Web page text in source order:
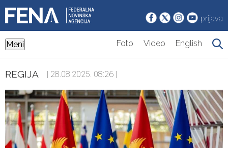
prijava
Meni Foto Video English
REGIJA | 28.08.2025. 08:26 |